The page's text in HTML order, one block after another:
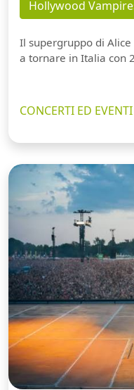
Hollywood
Il supergruppo di
a tornare in Italia con
CONCERTI ED EVENTI